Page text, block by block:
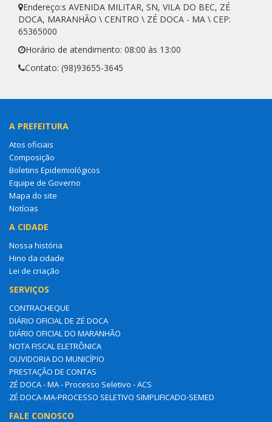
Endereço:s AVENIDA MILITAR, SN, VILA DO BEC, ZÉ
DOCA, MARANHÃO \ CENTRO \ ZÉ DOCA - MA \ CEP:
65365000
Horário de atendimento: 08:00 às 13:00
Contato: (98)93655-3645
A PREFEITURA
Atos oficiais
Composição
Boletins Epidemiológicos
Equipe de Governo
Mapa do site
Notícias
A CIDADE
Nossa história
Hino da cidade
Lei de criação
SERVIÇOS
CONTRACHEQUE
DIÁRIO OFICIAL DE ZÉ DOCA
DIÁRIO OFICIAL DO MARANHÃO
NOTA FISCAL ELETRÔNICA
OUVIDORIA DO MUNICÍPIO
PRESTAÇÃO DE CONTAS
ZÉ DOCA - MA - Processo Seletivo - ACS
ZÉ DOCA-MA-PROCESSO SELETIVO SIMPLIFICADO-SEMED
FALE CONOSCO